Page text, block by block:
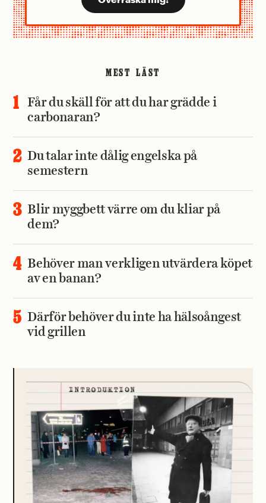
MEST LÄST
Får du skäll för att du har grädde i
carbonaran?
Du talar inte dålig engelska på
semestern
Blir myggbett värre om du kliar på
dem?
Behöver man verkligen utvärdera köpet
av en banan?
Därför behöver du inte ha hälsoångest
vid grillen